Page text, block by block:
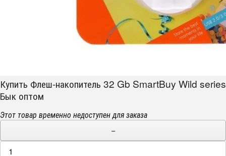
Купить Флеш-накопитель 32 Gb SmartBuy Wild series
Бык оптом
Этот товар временно недоступен для заказа
−